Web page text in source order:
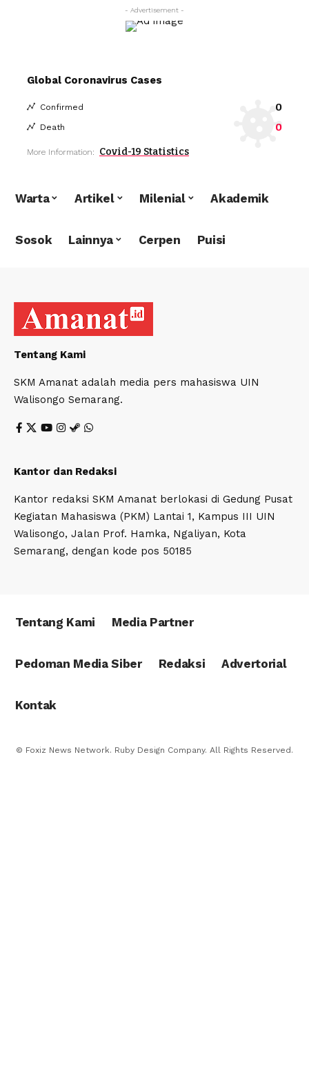
- Advertisement -
Global Coronavirus Cases
Confirmed 0
Death 0
More Information: Covid-19 Statistics
Warta Artikel Milenial Akademik
Sosok Lainnya Cerpen Puisi
Tentang Kami
SKM Amanat adalah media pers mahasiswa UIN
Walisongo Semarang.
Kantor dan Redaksi
Kantor redaksi SKM Amanat berlokasi di Gedung Pusat
Kegiatan Mahasiswa (PKM) Lantai 1, Kampus III UIN
Walisongo, Jalan Prof. Hamka, Ngaliyan, Kota
Semarang, dengan kode pos 50185
Tentang Kami Media Partner
Pedoman Media Siber Redaksi Advertorial
Kontak
© Foxiz News Network. Ruby Design Company. All Rights Reserved.